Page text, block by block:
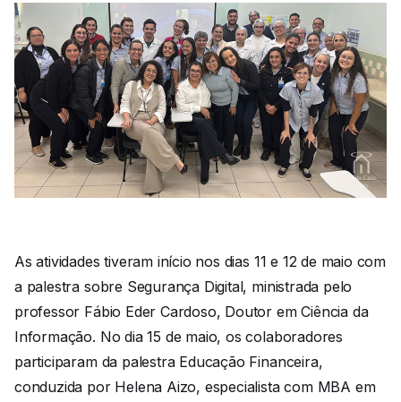
As atividades tiveram início nos dias 11 e 12 de maio com
a palestra sobre Segurança Digital, ministrada pelo
professor Fábio Eder Cardoso, Doutor em Ciência da
Informação. No dia 15 de maio, os colaboradores
participaram da palestra Educação Financeira,
conduzida por Helena Aizo, especialista com MBA em